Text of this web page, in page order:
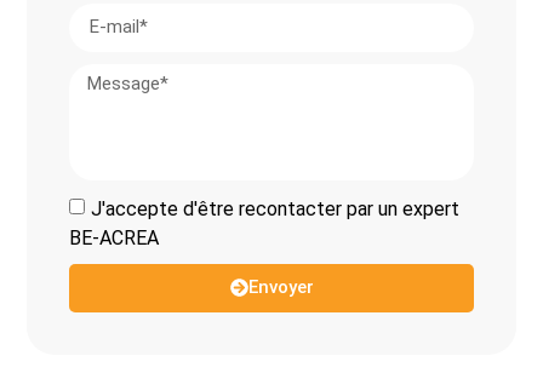
J'accepte d'être recontacter par un expert
BE-ACREA
Envoyer